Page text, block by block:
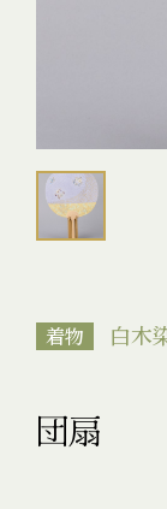
着物 白木
団扇